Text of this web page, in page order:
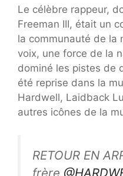
Le célèbre rappeur,
Freeman III, était un
la communauté de la
voix, une force de la
dominé les pistes de
été reprise dans la
Hardwell, Laidback
autres icônes de la
RETOUR EN
frère